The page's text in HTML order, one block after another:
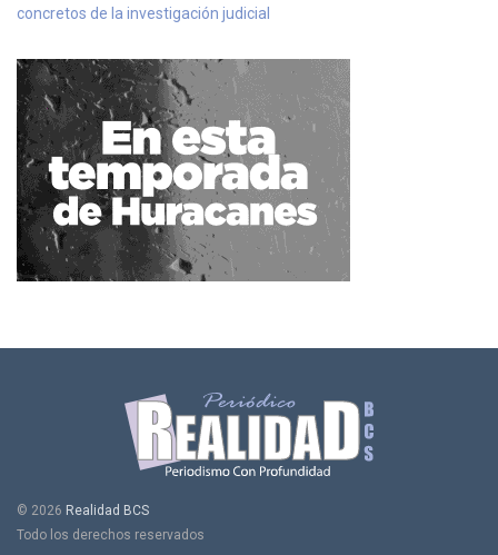
concretos de la investigación judicial
© 2026 Realidad BCS
Todo los derechos reservados